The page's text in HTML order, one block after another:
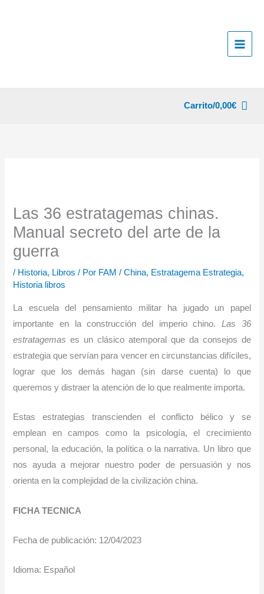
Carrito/0,00€
Las 36 estratagemas chinas.
Manual secreto del arte de la
guerra
/ Historia, Libros / Por FAM/China, Estratagema Estrategia,
Historia libros
La escuela del pensamiento militar ha jugado un papel
importante en la construcción del imperio chino. Las 36
estratagemas es un clásico atemporal que da consejos de
estrategia que servían para vencer en circunstancias difíciles,
lograr que los demás hagan (sin darse cuenta) lo que
queremos y distraer la atención de lo que realmente importa.
Estas estrategias transcienden el conflicto bélico y se
emplean en campos como la psicología, el crecimiento
personal, la educación, la política o la narrativa. Un libro que
nos ayuda a mejorar nuestro poder de persuasión y nos
orienta en la complejidad de la civilización china.
FICHA TECNICA
Fecha de publicación: 12/04/2023
Idioma: Español